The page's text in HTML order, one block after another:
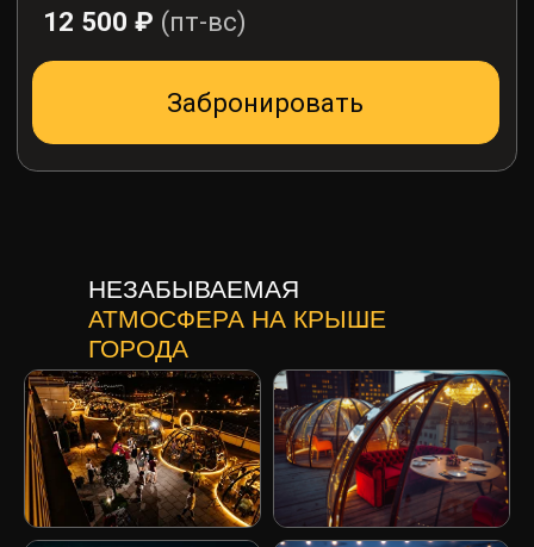
НЕЗАБЫВАЕМАЯ
АТМОСФЕРА НА КРЫШЕ
ГОРОДА